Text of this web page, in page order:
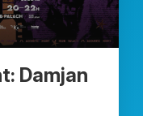
Damjan